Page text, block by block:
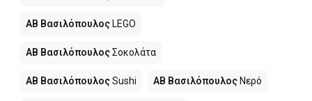
ΑΒ Βασιλόπουλος LEGO
ΑΒ ΒασιλόπουλοςΣοκολάτα
ΑΒ ΒασιλόπουλοςSushi ΑΒ Βασιλόπουλος Νερό